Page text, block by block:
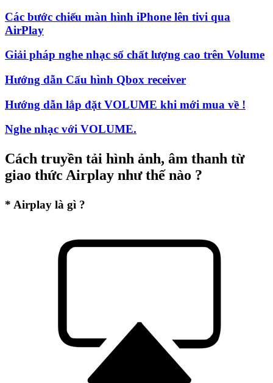
Các bước chiếu màn hình iPhone lên tivi qua
AirPlay
Giải pháp nghe nhạc số chất lượng cao trên Volume
Hướng dẫn Cấu hình Qbox receiver
Hướng dẫn lắp đặt VOLUME khi mới mua về !
Nghe nhạc với VOLUME.
Cách truyền tải hình ảnh, âm thanh từ
giao thức Airplay như thế nào ?
* Airplay là gì ?